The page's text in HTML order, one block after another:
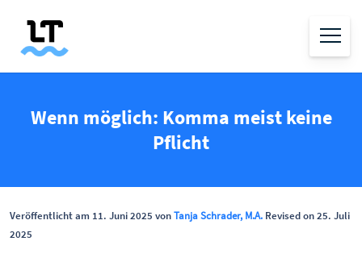
Wenn möglich: Komma meist keine
Pflicht
Veröffentlicht am 11. Juni 2025 vonTanja Schrader, M.A. Revised on 25. Juli
2025